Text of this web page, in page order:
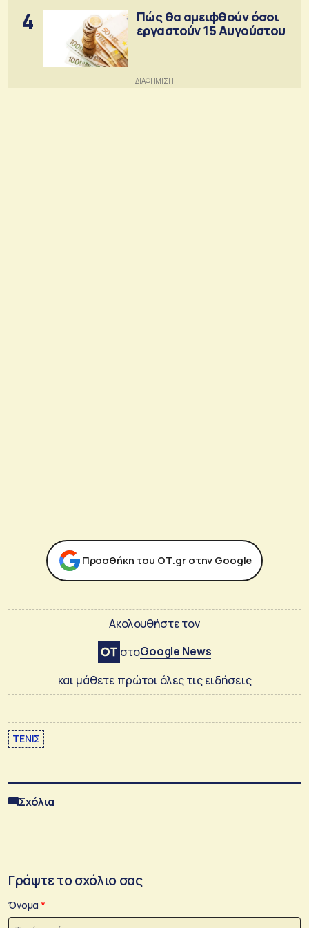
4
Πώς θα αμειφθούν όσοι
εργαστούν 15 Αυγούστου
Προσθήκη του ΟΤ.gr στην Google
Ακολουθήστε τον
στοGoogle News
και μάθετε πρώτοι όλες τις ειδήσεις
ΤΕΝΙΣ
Σχόλια
Γράψτε το σχόλιο σας
Όνομα